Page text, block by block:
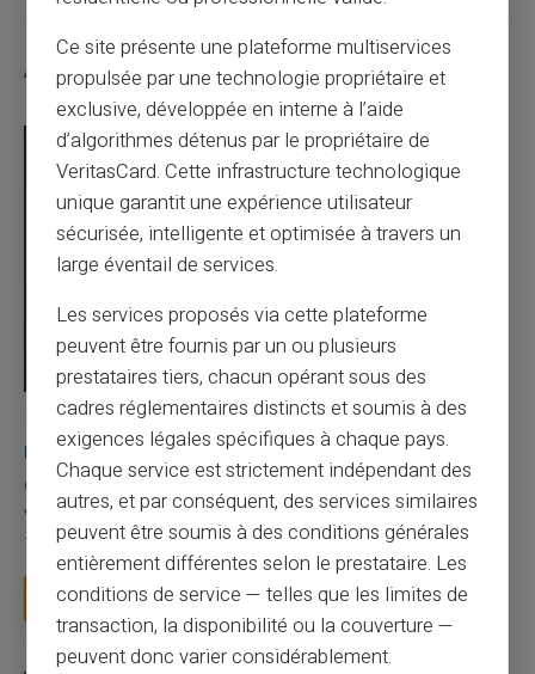
Articles similaires
03/08/2026 Veritas Carte prépayée
Une carte bancaire gratuite sans compte, ça
existe ?
Vous avez tapé cette recherche parce que votre banque vous
facture 50 € par an pour une carte que vo...
Lire la suite
Ce site présente une plateforme multiservices
propulsée par une technologie propriétaire et
exclusive, développée en interne à l’aide
d’algorithmes détenus par le propriétaire de
VeritasCard. Cette infrastructure technologique
unique garantit une expérience utilisateur
sécurisée, intelligente et optimisée à travers un
large éventail de services.
Les services proposés via cette plateforme
peuvent être fournis par un ou plusieurs
prestataires tiers, chacun opérant sous des
cadres réglementaires distincts et soumis à des
exigences légales spécifiques à chaque pays.
Chaque service est strictement indépendant des
autres, et par conséquent, des services similaires
peuvent être soumis à des conditions générales
entièrement différentes selon le prestataire. Les
conditions de service — telles que les limites de
transaction, la disponibilité ou la couverture —
peuvent donc varier considérablement.